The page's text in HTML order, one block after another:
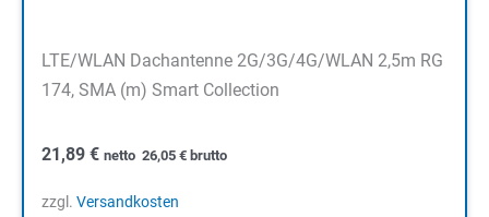
LTE/WLAN Dachantenne 2G/3G/4G/WLAN 2,5m RG
174, SMA (m) Smart Collection
21,89 € netto 26,05 € brutto
zzgl. Versandkosten